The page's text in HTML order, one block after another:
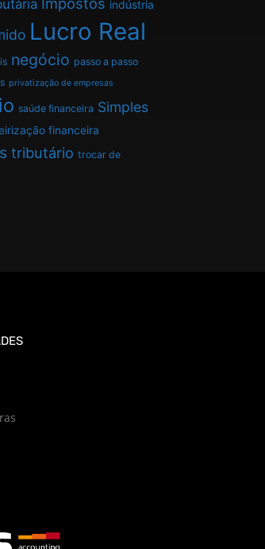
indústria
Lucro Real
negócio passo a passo
privatização de empresas
saúde financeira Simples
financeira
tributário trocar de